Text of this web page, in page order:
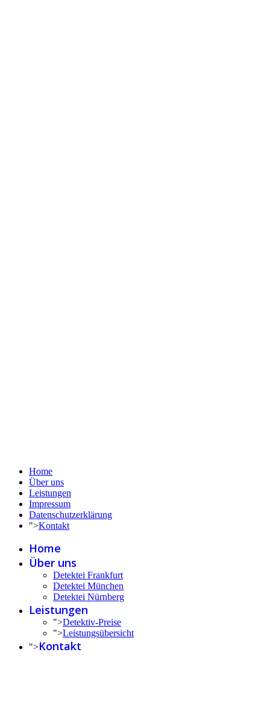
Home
Über uns
Leistungen
Impressum
Datenschutzerklärung
">Kontakt
Home
Über uns
Detektei Frankfurt
Detektei München
Detektei Nürnberg
Leistungen
">Detektiv-Preise
">Leistungsübersicht
">Kontakt